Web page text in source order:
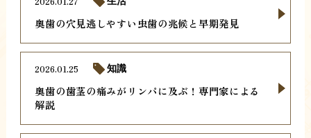
奥歯の穴見逃しやすい虫歯の兆候と早期発見
奥歯の歯茎の痛みがリンパに及ぶ！専門家による
解説
2026.01.25 知識